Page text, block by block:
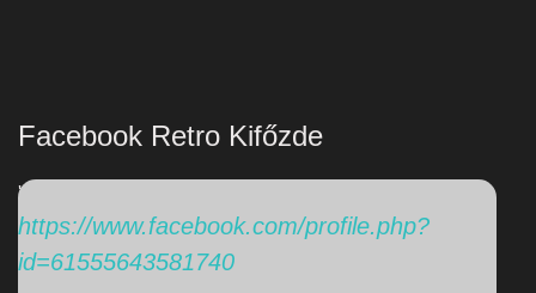
Facebook Retro Kifőzde
'
https://www.facebook.com/profile.php?
id=61555643581740